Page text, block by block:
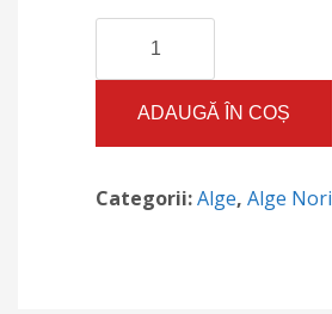
alge
sushiADAUGĂ ÎN COȘ
Categorii:Alge, Alge Nori